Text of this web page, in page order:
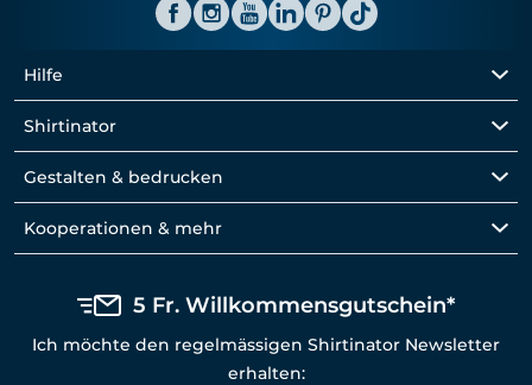
Hilfe
Shirtinator
Gestalten & bedrucken
Kooperationen & mehr
5 Fr. Willkommensgutschein*
Ich möchte den regelmässigen Shirtinator Newsletter
erhalten: